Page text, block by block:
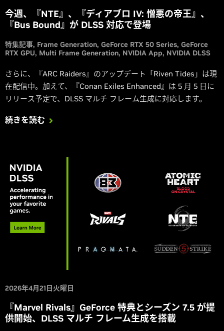
今週、『NTE』、『ディアブロ IV: 憎悪の帝王』、
『Bus Bound』が DLSS 対応で登場
特集記事 Frame Generation GeForce RTX 50 Series GeForce
RTX GPU Multi Frame Generation NVIDIA App NVIDIA DLSS
さらに、『ARC Raiders』のアップデート「Riven Tides」は現
在配信中。加えて、『Conan Exiles Enhanced』は 5 月 5 日に
リリース予定で、DLSS マルチ フレーム生成に対応します。
続きを読む
2026年4月21日火曜日
『Marvel Rivals』GeForce 特典とシーズン 7.5 が提
供開始、DLSS マルチ フレーム生成を搭載